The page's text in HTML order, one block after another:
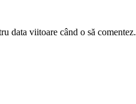
data viitoare când o să comentez.